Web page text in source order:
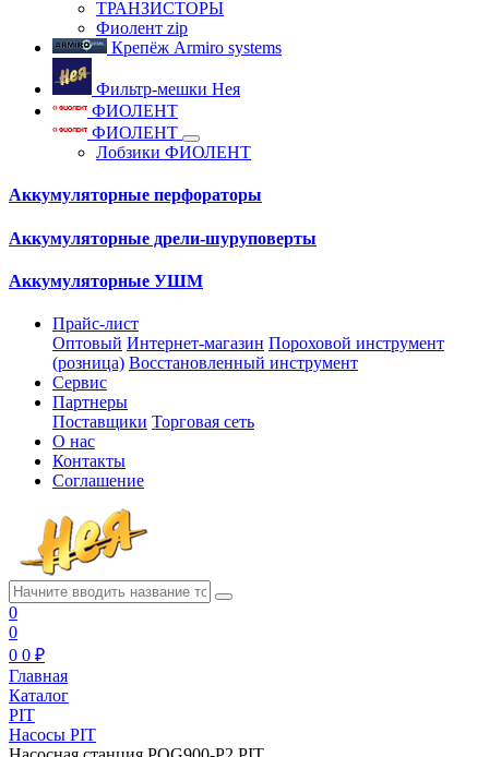
ТРАНЗИСТОРЫ
Фиолент zip
Крепёж Armiro systems
Фильтр-мешки Нея
ФИОЛЕНТ
ФИОЛЕНТ
Лобзики ФИОЛЕНТ
Аккумуляторные перфораторы
Аккумуляторные дрели-шуруповерты
Аккумуляторные УШМ
Прайс-лист
Оптовый Интернет-магазин Пороховой инструмент
(розница) Восстановленный инструмент
Сервис
Партнеры
Поставщики Торговая сеть
О нас
Контакты
Соглашение
0
0
0 0 ₽
Главная
Каталог
PIT
Насосы PIT